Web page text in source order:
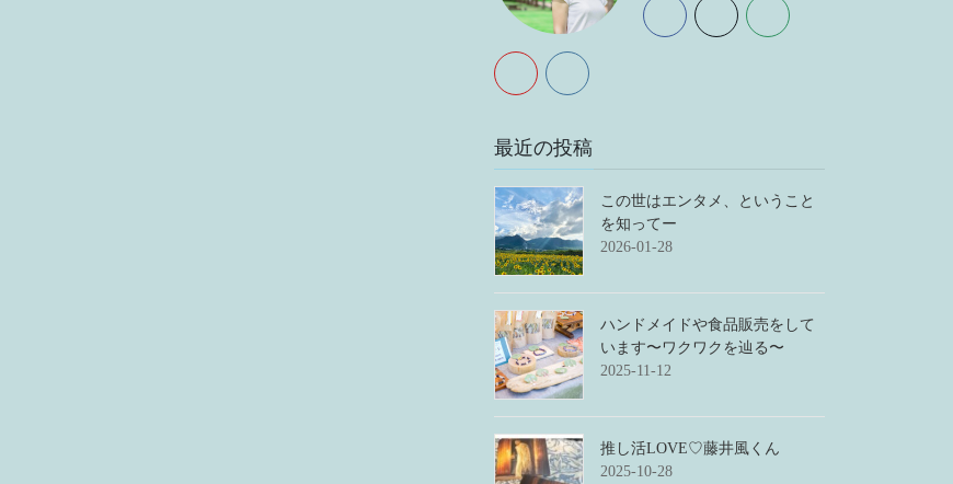
最近の投稿
この世はエンタメ、ということ
を知ってー
2026-01-28
ハンドメイドや食品販売をして
います〜ワクワクを辿る〜
2025-11-12
推し活LOVE♡藤井風くん
2025-10-28